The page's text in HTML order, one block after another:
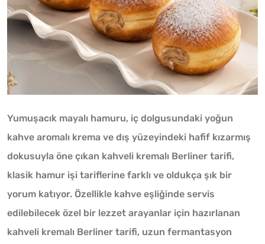
Yumuşacık mayalı hamuru, iç dolgusundaki yoğun
kahve aromalı krema ve dış yüzeyindeki hafif kızarmış
dokusuyla öne çıkan kahveli kremalı Berliner tarifi,
klasik hamur işi tariflerine farklı ve oldukça şık bir
yorum katıyor. Özellikle kahve eşliğinde servis
edilebilecek özel bir lezzet arayanlar için hazırlanan
kahveli kremalı Berliner tarifi, uzun fermantasyon